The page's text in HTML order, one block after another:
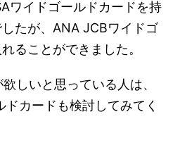
ワイドゴールドカードを持
たが、ANA JCBワイドゴ
ることができました。
しいと思っている人は、
カードも検討してみてく